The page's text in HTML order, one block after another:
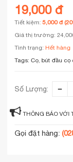
19,000 đ
Tiết kiệm: 5,000 đ
Giá thị trường:
Tình trạng: Hết hàng
Tags: Cọ, bút đầu cọ
Số Lượng:
THÔNG BÁO VỚI
Gọi đặt hàng: